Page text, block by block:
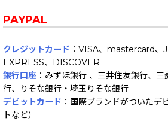
PAYPAL
クレジットカード ：VISA、mastercard、
EXPRESS、DISCOVER
銀行口座 ：みずほ銀行 、三井住友銀行、
行、りそな銀行・埼玉りそな銀行
デビットカード ：国際ブランドがついたデ
トなど）